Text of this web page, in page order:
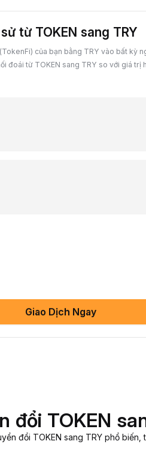
từ TOKEN sang TRY
của bạn bằng TRY vào bất kỳ
đoái từ TOKEN sang TRY so với giá trị
Giao Dịch Ngay
đổi TOKEN
đổi TOKEN sang TRY phổ